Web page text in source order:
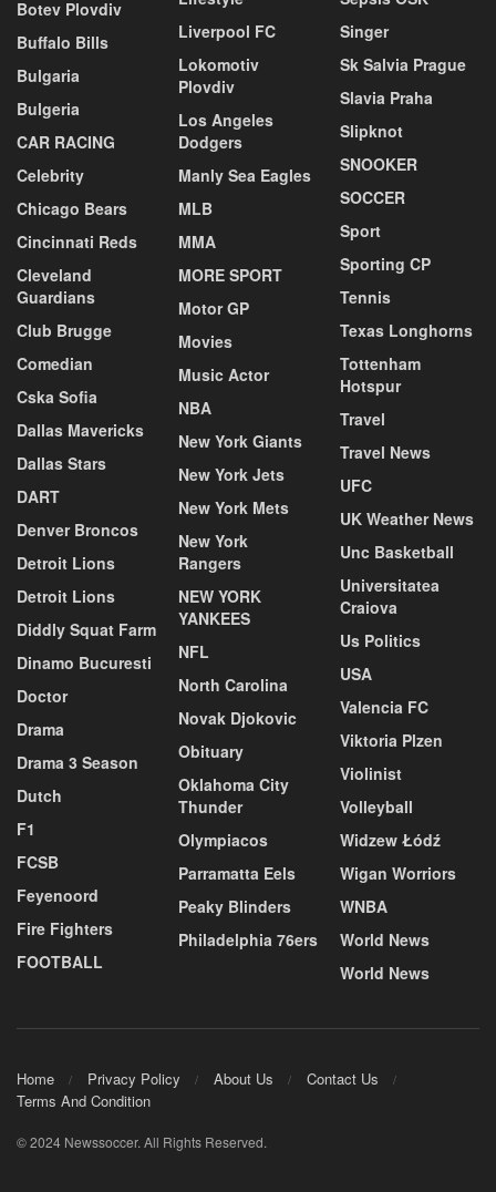
Botev Plovdiv
Buffalo Bills
Bulgaria
Bulgeria
CAR RACING
Celebrity
Chicago Bears
Cincinnati Reds
Cleveland
Guardians
Club Brugge
Comedian
Cska Sofia
Dallas Mavericks
Dallas Stars
DART
Denver Broncos
Detroit Lions
Detroit Lions
Diddly Squat Farm
Dinamo Bucuresti
Doctor
Drama
Drama 3 Season
Dutch
F1
FCSB
Feyenoord
Fire Fighters
FOOTBALL
Liverpool FC
Lokomotiv
Plovdiv
Los Angeles
Dodgers
Manly Sea Eagles
MLB
MMA
MORE SPORT
Motor GP
Movies
Music Actor
NBA
New York Giants
New York Jets
New York Mets
New York
Rangers
NEW YORK
YANKEES
NFL
North Carolina
Novak Djokovic
Obituary
Oklahoma City
Thunder
Olympiacos
Parramatta Eels
Peaky Blinders
Philadelphia 76ers
Singer
Sk Salvia Prague
Slavia Praha
Slipknot
SNOOKER
SOCCER
Sport
Sporting CP
Tennis
Texas Longhorns
Tottenham
Hotspur
Travel
Travel News
UFC
UK Weather News
Unc Basketball
Universitatea
Craiova
Us Politics
USA
Valencia FC
Viktoria Plzen
Violinist
Volleyball
Widzew Łódź
Wigan Worriors
WNBA
World News
World News
Home Privacy Policy About Us
Contact Us
Terms And Condition
© 2024 Newssoccer. All Rights Reserved.